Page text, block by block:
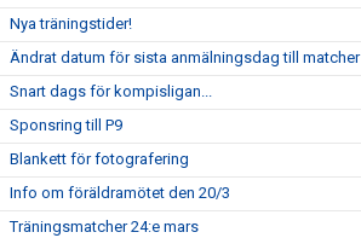
Nya träningstider!
Ändrat datum för sista anmälningsdag till matcher
Snart dags för kompisligan...
Sponsring till P9
Blankett för fotografering
Info om föräldramötet den 20/3
Träningsmatcher 24:e mars